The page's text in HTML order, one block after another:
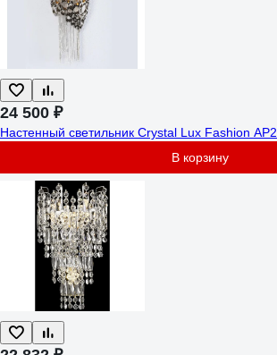
24 500 ₽
Настенный светильник Crystal Lux Fashion AP2
В корзину